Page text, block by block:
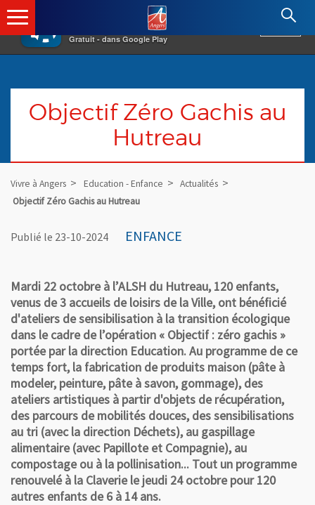
×
Gratuit - dans Google Play
Angers.fr : Retour à l'accueil
Objectif Zéro Gachis au
Hutreau
Vivre à Angers Education - Enfance
Actualités
Objectif Zéro Gachis au Hutreau
Publié le 23-10-2024 ENFANCE
Mardi 22 octobre à l’ALSH du Hutreau, 120 enfants,
venus de 3 accueils de loisirs de la Ville, ont bénéficié
d'ateliers de sensibilisation à la transition écologique
dans le cadre de l’opération « Objectif : zéro gachis »
portée par la direction Education. Au programme de ce
temps fort, la fabrication de produits maison (pâte à
modeler, peinture, pâte à savon, gommage), des
ateliers artistiques à partir d'objets de récupération,
des parcours de mobilités douces, des sensibilisations
au tri (avec la direction Déchets), au gaspillage
alimentaire (avec Papillote et Compagnie), au
compostage ou à la pollinisation... Tout un programme
renouvelé à la Claverie le jeudi 24 octobre pour 120
autres enfants de 6 à 14 ans.